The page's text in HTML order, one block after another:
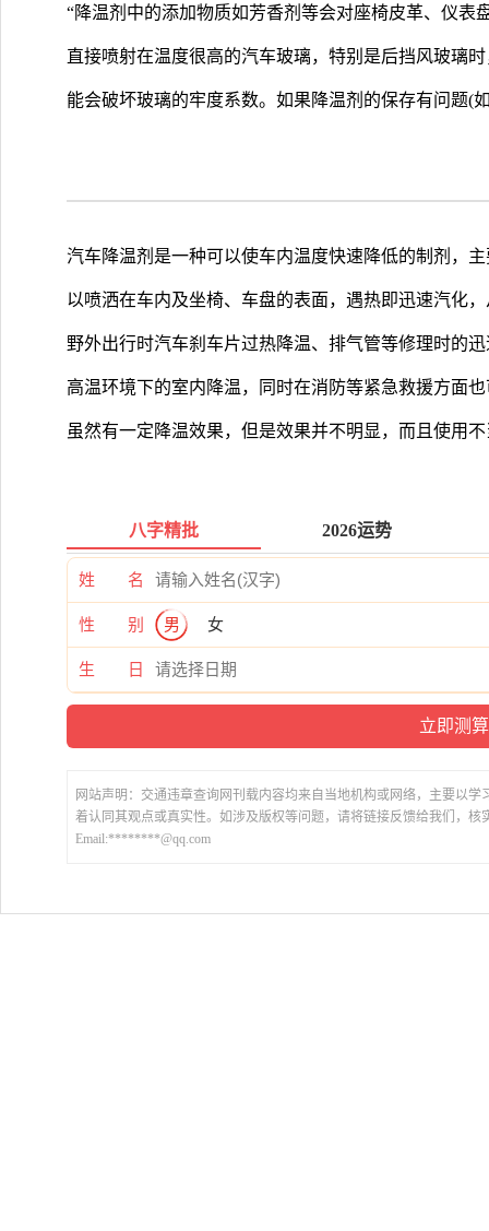
“降温剂中的添加物质如芳香剂等会对座椅皮革、仪表
直接喷射在温度很高的汽车玻璃，特别是后挡风玻璃
能会破坏玻璃的牢度系数。如果降温剂的保存有问题(
汽车降温剂是一种可以使车内温度快速降低的制剂，
以喷洒在车内及坐椅、车盘的表面，遇热即迅速汽化
野外出行时汽车刹车片过热降温、排气管等修理时的
高温环境下的室内降温，同时在消防等紧急救援方面
虽然有一定降温效果，但是效果并不明显，而且使用
八字精批 2026运势
姓 名
性 别 男 女
生 日
网站声明：交通违章查询网刊载内容均来自当地机构或网络，主要以
着认同其观点或真实性。如涉及版权等问题，请将链接反馈给我们，核
Email:********@qq.com